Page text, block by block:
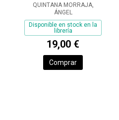
QUINTANA MORRAJA,
ÁNGEL
Disponible en stock en la
librería
19,00 €
Comprar